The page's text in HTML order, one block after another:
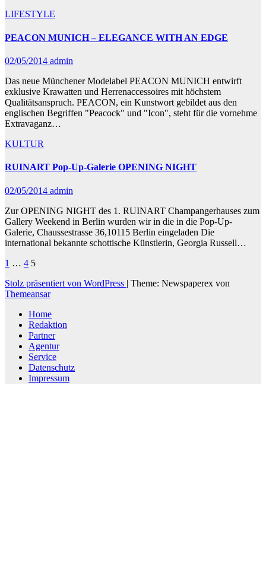
LIFESTYLE
PEACON MUNICH – ELEGANCE WITH AN EDGE
02/05/2014 admin
Das neue Münchener Modelabel PEACON MUNICH entwirft
exklusive Krawatten und Herrenaccessoires mit höchstem
Qualitätsanspruch. PEACON, ein Kunstwort gebildet aus den
englischen Begriffen "Peacock" und "Icon", steht für die vornehme
Extravaganz…
KULTUR
RUINART Pop-Up-Galerie OPENING NIGHT
02/05/2014 admin
Zur OPENING NIGHT des 1. RUINART Champangerhauses zum
Gallery Weekend in Berlin wurden wir in die in die Pop-Up-
Galerie, Chaussestrasse 36,10115 Berlin eingeladen Die
international bekannte schottische Künstlerin, Georgia Russell…
Seitennummerierung
der
Beiträge
1 … 4 5
Stolz präsentiert von WordPress | Theme: Newspaperex von
Themeansar
Home
Redaktion
Partner
Agentur
Service
Datenschutz
Impressum